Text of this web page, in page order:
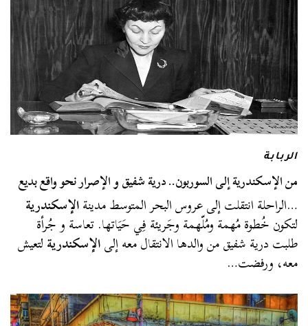
الربابة
من الإسكندرية إلى السوربون.. درية شفيق و الإصرار نحو واقع بديع
…الراحلة انتقلت إلى عروس البحر المتوسط مدينةالإسكندرية
لتكون خُطوة مُهمة ومُلّهمة وجَريئة فِي حَيَاتها. تعاسة و جُرأة
طلبت درية شفيق من والدها الانتقال معه إلىالإسكندريةلتعيش
معه، ورفضت…